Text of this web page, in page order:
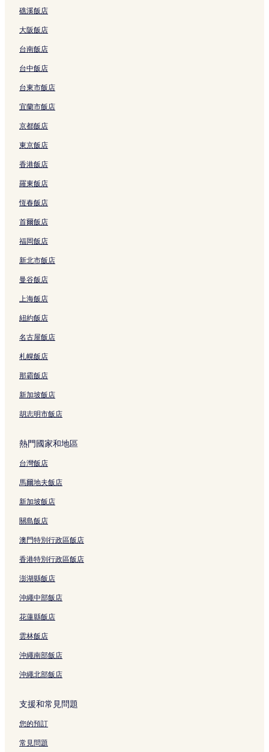
a
s
t
的
結
e
n
t
r
的
結
t
o
n
H
t
l
的
連
結
a
n
d
F
l
s
的
連
結
n
d
s
t
n
連
結
r
a
n
t
連
o
n
的
連
a
t
o
n
d
u
n
d
s
t
o
H
t
e
l
&
o
f
e
r
e
n
c
C
n
t
e
r
連
礁溪飯店
大阪飯店
台南飯店
台中飯店
台東市飯店
宜蘭市飯店
京都飯店
東京飯店
香港飯店
羅東飯店
恆春飯店
首爾飯店
福岡飯店
新北市飯店
曼谷飯店
上海飯店
紐約飯店
名古屋飯店
札幌飯店
那霸飯店
新加坡飯店
胡志明市飯店
熱門國家和地區
台灣飯店
馬爾地夫飯店
新加坡飯店
關島飯店
澳門特別行政區飯店
香港特別行政區飯店
澎湖縣飯店
沖繩中部飯店
花蓮縣飯店
雲林飯店
沖繩南部飯店
沖繩北部飯店
支援和常見問題
您的預訂
常見問題